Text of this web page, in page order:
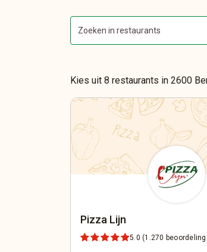
Kies uit 8 restaurants in 2600
Pizza Lijn
5.0 (1.270